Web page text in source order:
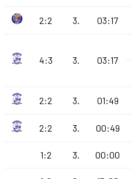
2:2 3. 03:17
4:3 3. 03:17
2:2 3. 01:49
2:2 3. 00:49
1:2 3. 00:00